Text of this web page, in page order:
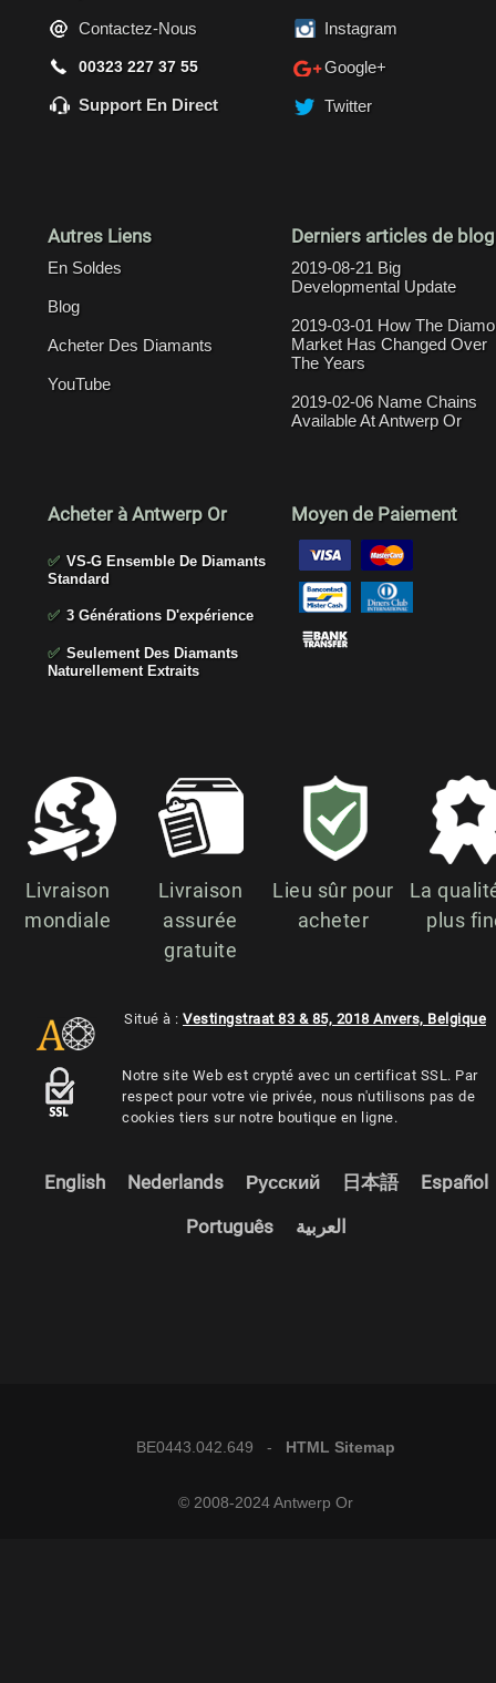
Contactez-Nous
00323 227 37 55
Support En Direct
Instagram
Google+
Twitter
Autres Liens
En Soldes
Blog
Acheter Des Diamants
YouTube
Derniers articles de blog
2019-08-21 Big
Developmental Update
2019-03-01 How The
Market Has Changed Over
The Years
2019-02-06 Name Chains
Available At Antwerp Or
Acheter à Antwerp Or
✅ VS-G Ensemble De Diamants
Standard
✅ 3 Générations D'expérience
✅ Seulement Des Diamants
Naturellement Extraits
Moyen de Paiement
Livraison
mondiale
Livraison
assurée
gratuite
Lieu sûr pour
acheter
La
plus
Situé à : Vestingstraat 83 & 85, 2018 Anvers, Belgique
Notre site Web est crypté avec un certificat SSL. Par
respect pour votre vie privée, nous n'utilisons pas de
cookies tiers sur notre boutique en ligne.
English Nederlands Русский 日本語 Español
Português العربية
BE0443.042.649 - HTML Sitemap
© 2008-2024 Antwerp Or